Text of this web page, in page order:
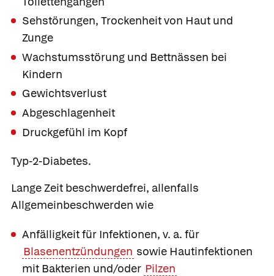
Sehstörungen, Trockenheit von Haut und
Zunge
Wachstumsstörung und Bettnässen bei
Kindern
Gewichtsverlust
Abgeschlagenheit
Druckgefühl im Kopf
Typ-2-Diabetes.
Lange Zeit beschwerdefrei, allenfalls
Allgemeinbeschwerden wie
Anfälligkeit für Infektionen, v. a. für
Blasenentzündungen sowie Hautinfektionen
mit Bakterien und/oder Pilzen